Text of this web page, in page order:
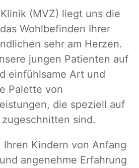
(MVZ) liegt uns die
Wohlbefinden Ihrer
sehr am Herzen.
jungen Patienten auf
einfühlsame Art und
Palette von
die speziell auf
sind.
Ihren Kindern von Anfang
angenehme Erfahrung